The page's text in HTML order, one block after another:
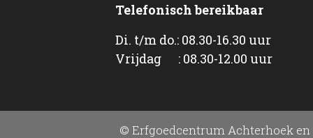
Telefonisch bereikbaar
Di. t/m do.: 08.30-16.30 uur
Vrijdag : 08.30-12.00 uur
© Erfgoedcentrum Achterhoek en